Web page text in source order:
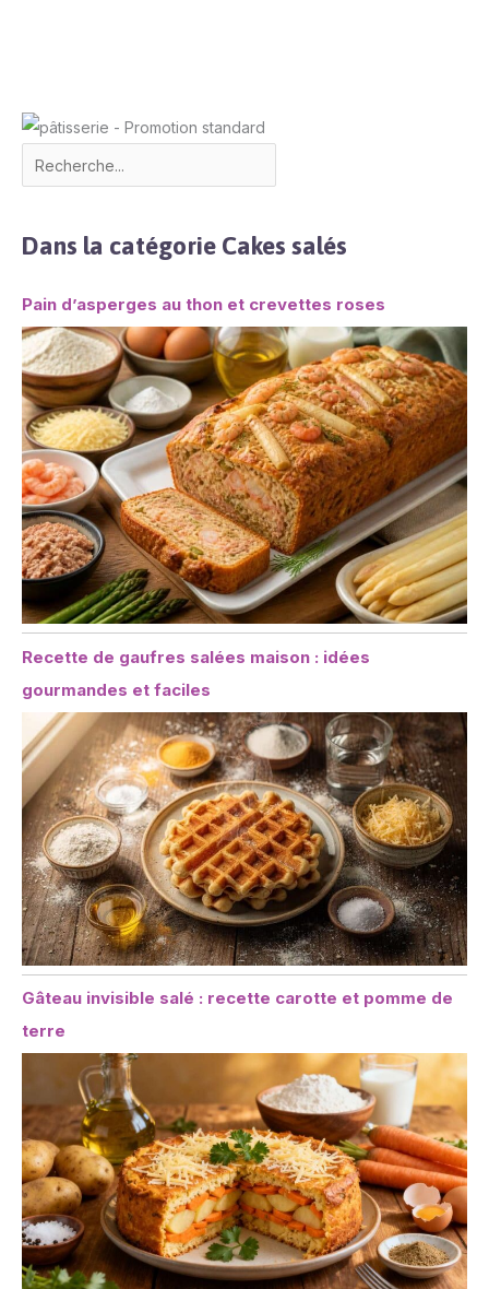
Dans la catégorie Cakes salés
Pain d’asperges au thon et crevettes roses
Recette de gaufres salées maison : idées
gourmandes et faciles
Gâteau invisible salé : recette carotte et pomme de
terre